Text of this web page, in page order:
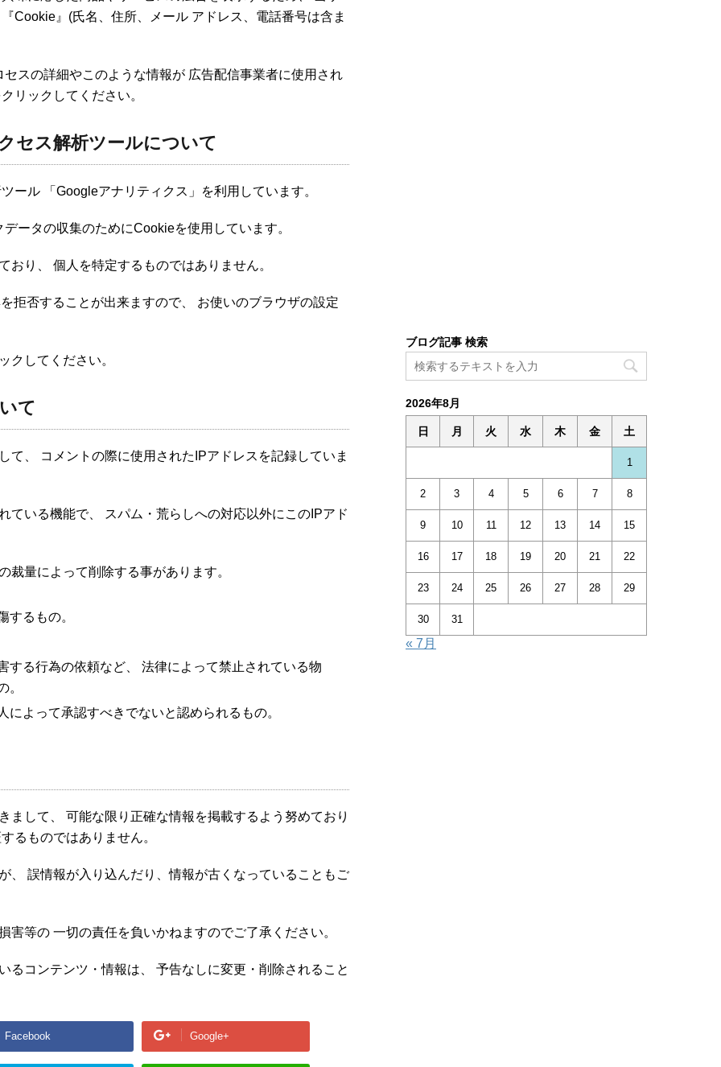
Cookie』(氏名、住所、メール アドレス、電話番号は含ま
スの詳細やこのような情報が 広告配信事業者に使用され
クリックしてください。
セス解析ツールについて
ール 「Googleアナリティクス」を利用しています。
ータの収集のためにCookieを使用しています。
おり、 個人を特定するものではありません。
拒否することが出来ますので、 お使いのブラウザの設定
クしてください。
て
て、 コメントの際に使用されたIPアドレスを記録していま
ている機能で、 スパム・荒らしへの対応以外にこのIPアド
裁量によって削除する事があります。
するもの。
する行為の依頼など、 法律によって禁止されている物
。
よって承認すべきでないと認められるもの。
まして、 可能な限り正確な情報を掲載するよう努めており
るものではありません。
、 誤情報が入り込んだり、情報が古くなっていることもご
害等の 一切の責任を負いかねますのでご了承ください。
るコンテンツ・情報は、 予告なしに変更・削除されること
Facebook Google+
ブログ記事 検索
2026年8月
日 月 火 水 木 金 土
1
2 3 4 5 6 7 8
9 10 11 12 13 14 15
16 17 18 19 20 21 22
23 24 25 26 27 28 29
30 31
« 7月